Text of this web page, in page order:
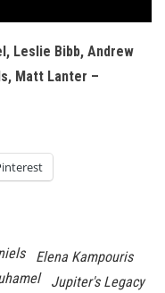
Leslie Bibb, Andrew
Matt Lanter –
Elena Kampouris
Jupiter's Legacy